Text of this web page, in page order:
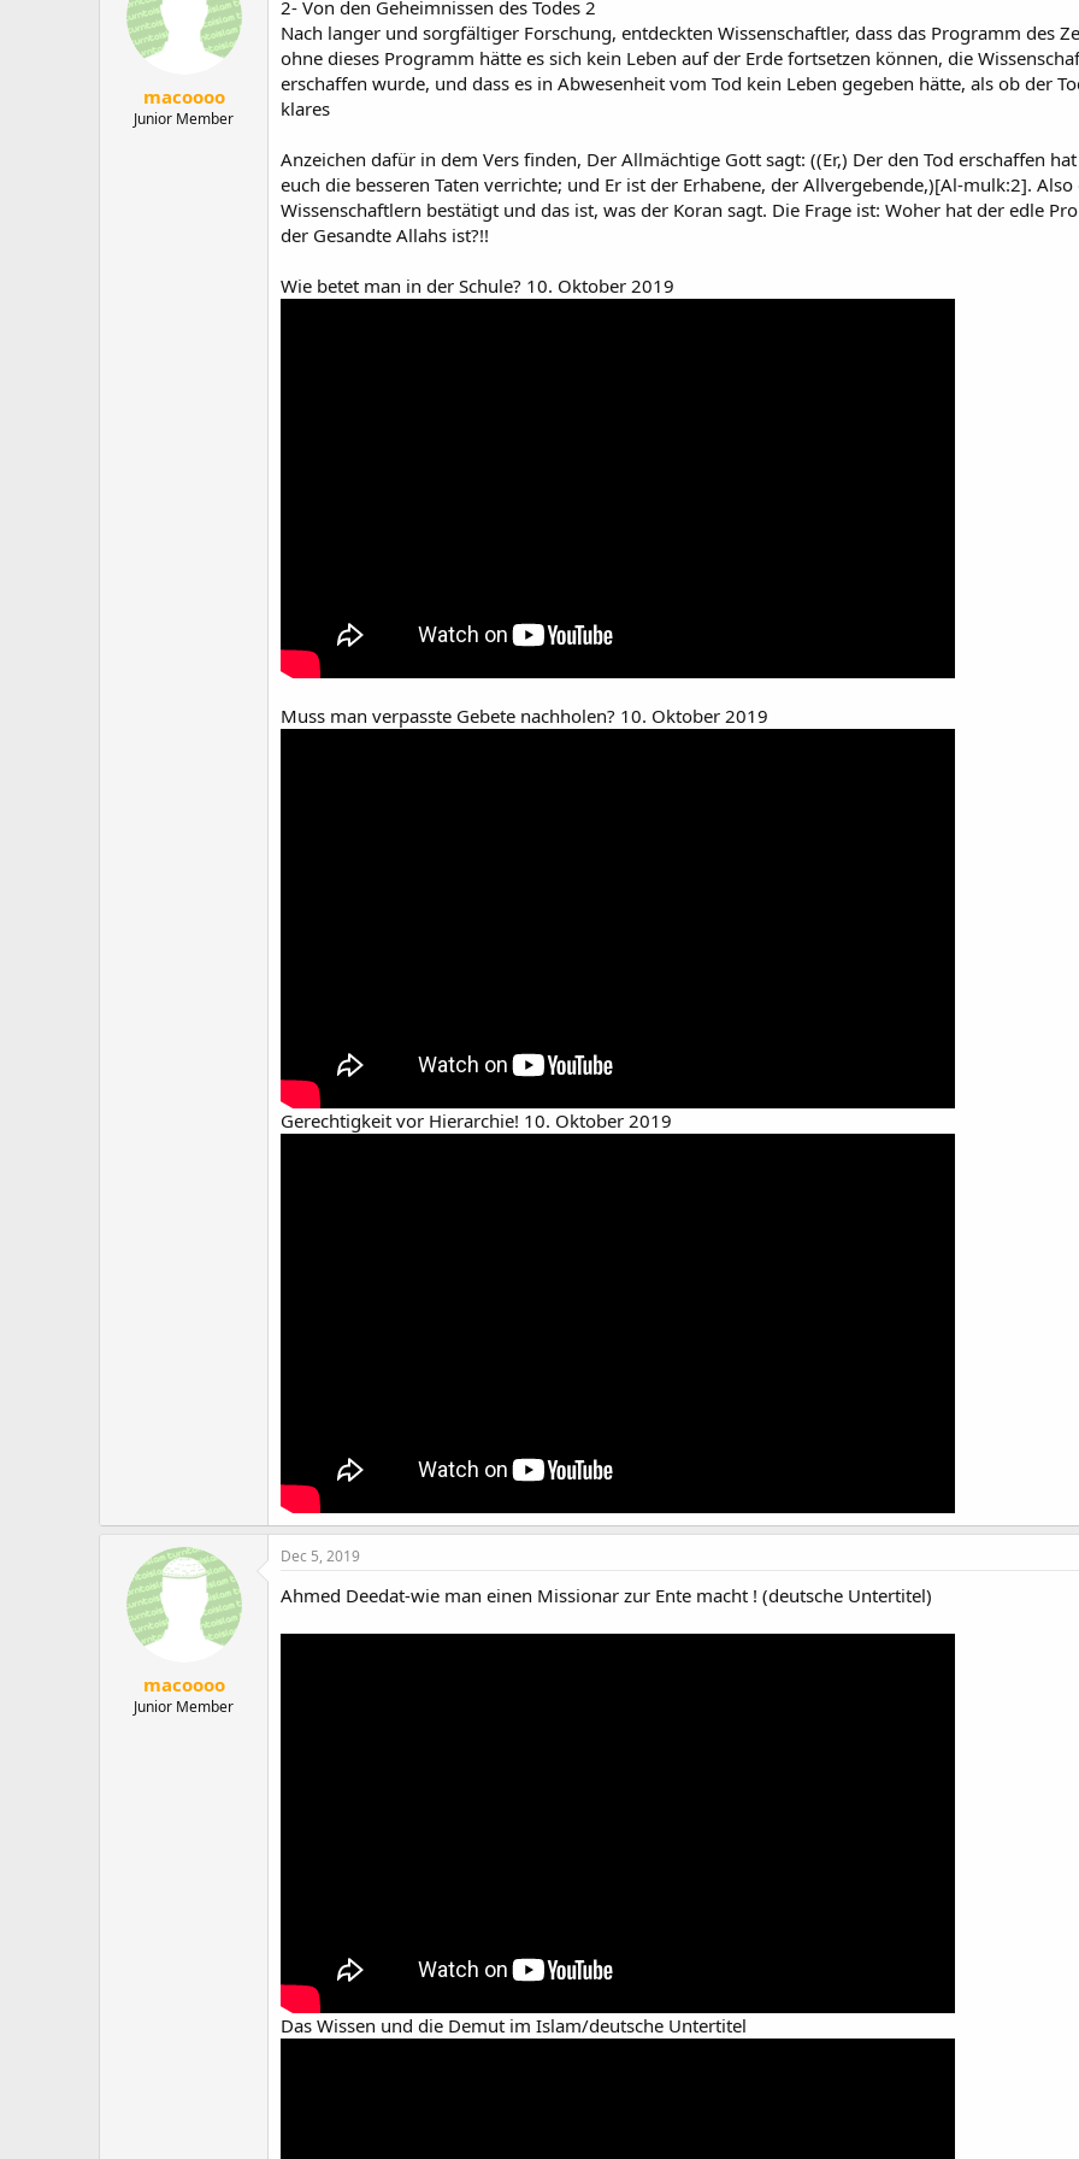
macoooo
Junior Member
2- Von den Geheimnissen des Todes 2
Nach langer und sorgfältiger Forschung, entdeckten Wissenschaftler, dass das Programm des
ohne dieses Programm hätte es sich kein Leben auf der Erde fortsetzen können, die
erschaffen wurde, und dass es in Abwesenheit vom Tod kein Leben gegeben hätte, als ob der
klares
Anzeichen dafür in dem Vers finden, Der Allmächtige Gott sagt: ((Er,) Der den Tod erschaffen
euch die besseren Taten verrichte; und Er ist der Erhabene, der Allvergebende,)[Al-mulk:2].
Wissenschaftlern bestätigt und das ist, was der Koran sagt. Die Frage ist: Woher hat der edle
der Gesandte Allahs ist?!!
Wie betet man in der Schule? 10. Oktober 2019
Muss man verpasste Gebete nachholen? 10. Oktober 2019
Gerechtigkeit vor Hierarchie! 10. Oktober 2019
macoooo
Junior Member
Dec 5, 2019
Ahmed Deedat-wie man einen Missionar zur Ente macht ! (deutsche Untertitel)
Das Wissen und die Demut im Islam/deutsche Untertitel